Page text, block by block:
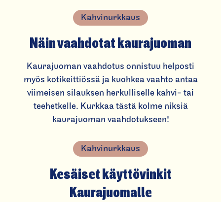
Kahvinurkkaus
Näin vaahdotat kaurajuoman
Kaurajuoman vaahdotus onnistuu helposti
myös kotikeittiössä ja kuohkea vaahto antaa
viimeisen silauksen herkulliselle kahvi- tai
teehetkelle. Kurkkaa tästä kolme niksiä
kaurajuoman vaahdotukseen!
Kahvinurkkaus
Kesäiset käyttövinkit
Kaurajuomalle